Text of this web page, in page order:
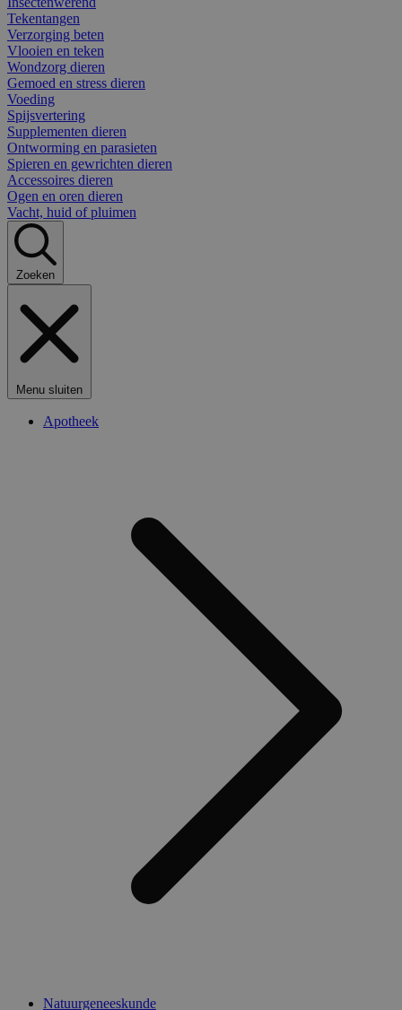
Tekentangen
Verzorging beten
Vlooien en teken
Wondzorg dieren
Gemoed en stress dieren
Voeding
Spijsvertering
Supplementen dieren
Ontworming en parasieten
Spieren en gewrichten dieren
Accessoires dieren
Ogen en oren dieren
Vacht, huid of pluimen
Zoeken
Menu sluiten
Apotheek
Natuurgeneeskunde